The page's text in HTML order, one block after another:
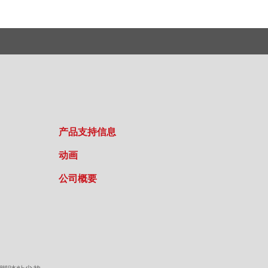
产品支持信息
动画
公司概要